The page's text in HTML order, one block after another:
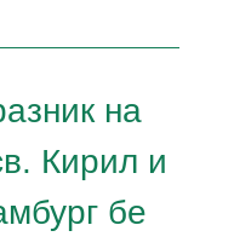
на
Кирил и
бе